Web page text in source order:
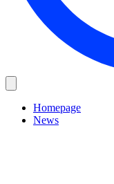
Homepage
News